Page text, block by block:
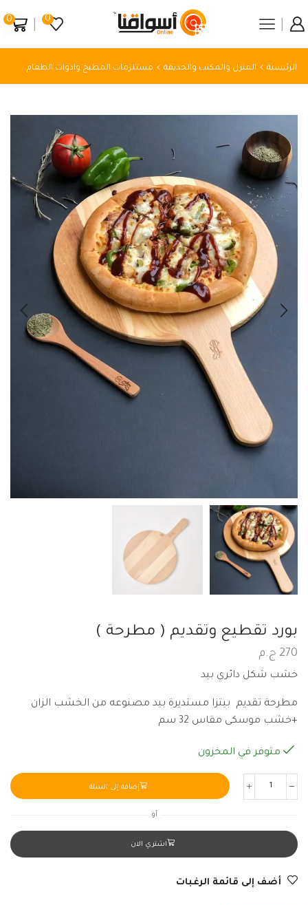
0
0
الرئيسية المنزل والمكتب والحديقة مستلزمات المطبخ وادوات الطعام
بورد تقطيع وتقديم ( مطرحة )
270 ج.م
خشب شكل دائري بيد
مطرحة تقديم بيتزا مستديرة بيد مصنوعه من الخشب الزان
+خشب موسكى مقاس 32 سم
متوفر في المخزون
إضافة إلى السلة
أو
اشتري الان
أضف إلى قائمة الرغبات